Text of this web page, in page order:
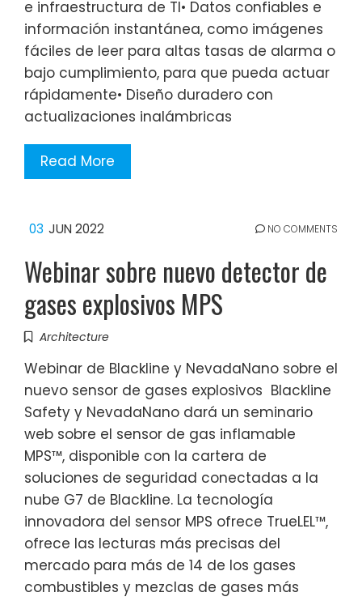
e infraestructura de TI• Datos confiables e
información instantánea, como imágenes
fáciles de leer para altas tasas de alarma o
bajo cumplimiento, para que pueda actuar
rápidamente• Diseño duradero con
actualizaciones inalámbricas
Read More
03 JUN 2022 NO COMMENTS
Webinar sobre nuevo detector de
gases explosivos MPS
Architecture
Webinar de Blackline y NevadaNano sobre el
nuevo sensor de gases explosivos Blackline
Safety y NevadaNano dará un seminario
web sobre el sensor de gas inflamable
MPS™, disponible con la cartera de
soluciones de seguridad conectadas a la
nube G7 de Blackline. La tecnología
innovadora del sensor MPS ofrece TrueLEL™,
ofrece las lecturas más precisas del
mercado para más de 14 de los gases
combustibles y mezclas de gases más